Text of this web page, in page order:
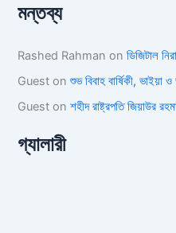
মন্তব্য
Rashed Rahman onডিজিটাল
Guest onশুভ বিবাহ বার্ষিকী, ভাইয়া ও
Guest onশহীদ রাষ্ট্রপতি জিয়াউর
গ্যালারী